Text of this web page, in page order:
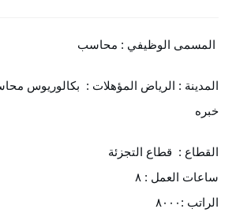
المسمى الوظيفي : محاسب
خبره
القطاع :  قطاع التجزئة
ساعات العمل : ٨
الراتب :٨٠٠٠